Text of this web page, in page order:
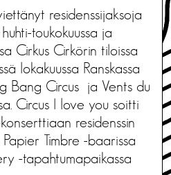
residenssijaksoja
toukokuussa ja
Cirkus Cirkörin tiloissa
lokakuussa Ranskassa
Bang Circus ja Vents du
Circus I love you soitti
residenssin
Timbre -baarissa
-tapahtumapaikassa